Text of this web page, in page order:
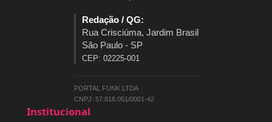
Redação / QG:
Rua Crisciúma, Jardim Brasil
São Paulo - SP
CEP: 02225-001
PORTAL FUNK LTDA
CNPJ: 57.818.051/0001-42
Institucional